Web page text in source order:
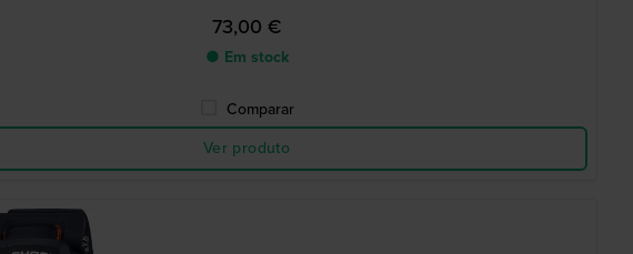
73,00 €
● Em stock
Comparar
Ver produto